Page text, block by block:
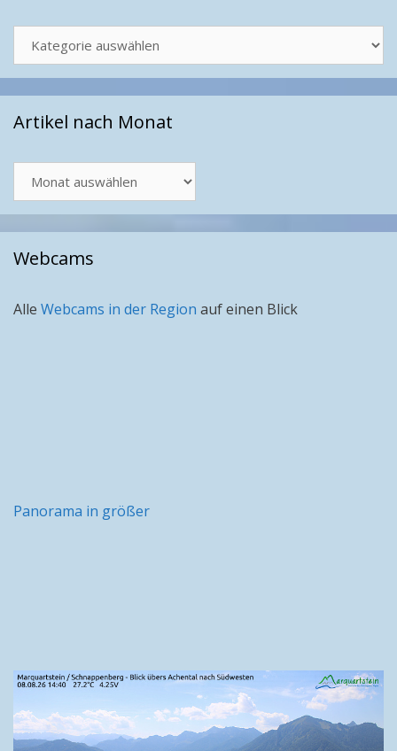
Artikel nach Monat
nach
Monat
Webcams
Alle Webcams in der Region auf einen Blick
Panorama in größer